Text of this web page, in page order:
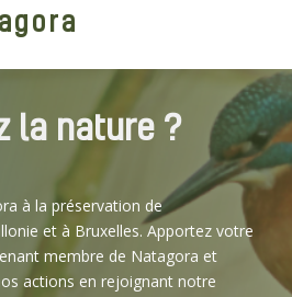
la nature ?
à la préservation de
et à Bruxelles. Apportez votre
membre de Natagora et
actions en rejoignant notre